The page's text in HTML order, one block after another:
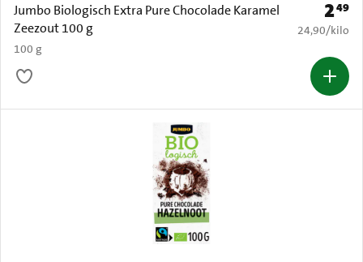
Jumbo Biologisch Extra Pure Chocolade Karamel
Zeezout 100 g
100 g
Prijs:
249
€ 24,90 per
24,90/kilo